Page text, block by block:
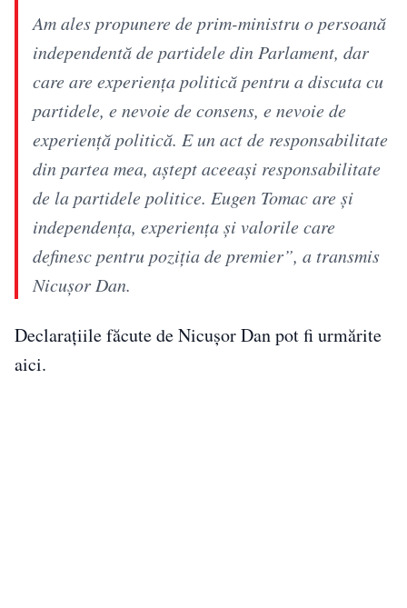
Am ales propunere de prim-ministru o persoană
independentă de partidele din Parlament, dar
care are experiența politică pentru a discuta cu
partidele, e nevoie de consens, e nevoie de
experiență politică. E un act de responsabilitate
din partea mea, aștept aceeași responsabilitate
de la partidele politice. Eugen Tomac are și
independența, experiența și valorile care
definesc pentru poziția de premier”, a transmis
Nicușor Dan.
Declarațiile făcute de Nicușor Dan pot fi urmărite
aici.